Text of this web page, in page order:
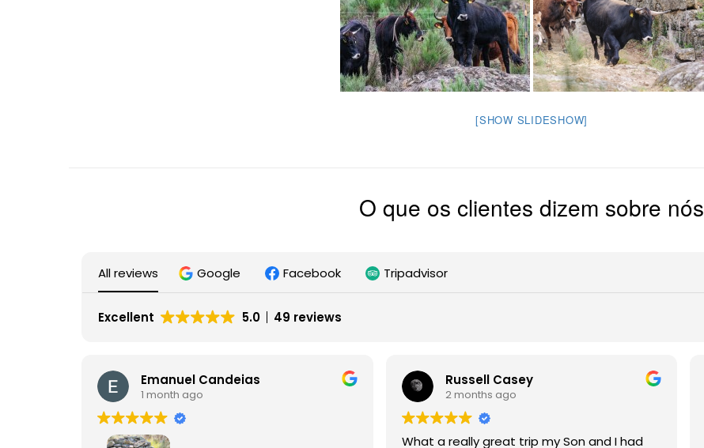
[SHOW SLIDESHOW]
O que os clientes dizem sobre nós
All reviews Google Facebook Tripadvisor
Excellent 5.0 49 reviews
Emanuel Candeias
1 month ago
Russell Casey
2 months ago
What a really great trip my Son and I had